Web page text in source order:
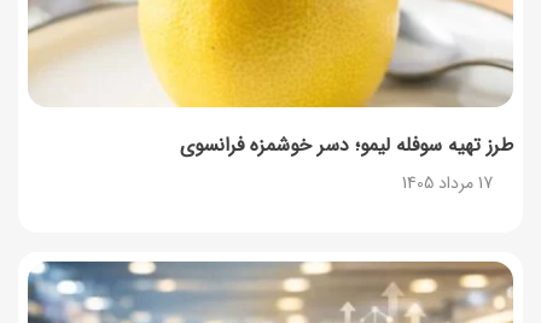
طرز تهیه سوفله لیمو؛ دسر خوشمزه فرانسوی
17 مرداد 1405